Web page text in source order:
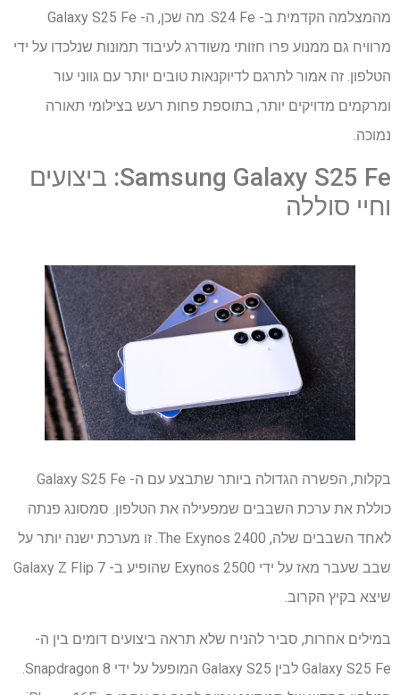
מהמצלמה הקדמית ב- S24 Fe. מה שכן, ה- Galaxy S25 Fe
מרוויח גם ממנוע פרו חזותי משודרג לעיבוד תמונות שנלכדו על ידי
הטלפון. זה אמור לתרגם לדיוקנאות טובים יותר עם גווני עור
ומרקמים מדויקים יותר, בתוספת פחות רעש בצילומי תאורה
נמוכה.
Samsung Galaxy S25 Fe: ביצועים
וחיי סוללה
בקלות, הפשרה הגדולה ביותר שתבצע עם ה- Galaxy S25 Fe
כוללת את ערכת השבבים שמפעילה את הטלפון. סמסונג פנתה
לאחד השבבים שלה, The Exynos 2400. זו מערכת ישנה יותר על
שבב שעבר מאז על ידי Exynos 2500 שהופיע ב- Galaxy Z Flip 7
שיצא בקיץ הקרוב.
במילים אחרות, סביר להניח שלא תראה ביצועים דומים בין ה-
Galaxy S25 Fe לבין Galaxy S25 המופעל על ידי Snapdragon 8.